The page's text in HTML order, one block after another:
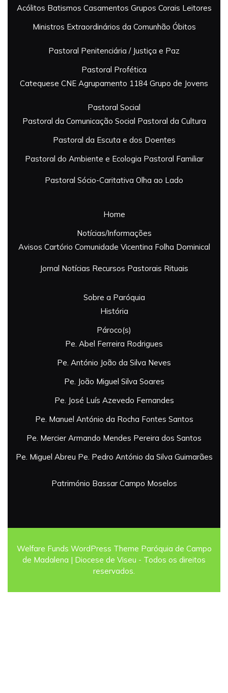
Acólitos Batismos Casamentos Grupos Corais Leitores
Ministros Extraordinários da Comunhão Óbitos
Pastoral Penitenciária / Justiça e Paz
Pastoral Profética
Catequese CNE Agrupamento 1184 Grupo de Jovens
Pastoral Social
Pastoral da Comunicação Social Pastoral da Cultura
Pastoral da Escuta e dos Doentes
Pastoral do Ambiente e Ecologia Pastoral Familiar
Pastoral Sócio-Caritativa Olha ao Lado
Home
Notícias/Informações
Avisos Cartório Comunidade Vicentina Folha Dominical
Jornal Notícias Recursos Pastorais Rituais
Sobre a Paróquia
História
Pároco(s)
Pe. Abel Ferreira Rodrigues
Pe. António João da Silva Neves
Pe. João Miguel Silva Soares
Pe. José Luís Azevedo Fernandes
Pe. Manuel António da Rocha Fontes Santos
Pe. Mercier Armando Mendes Pereira dos Santos
Pe. Miguel Abreu Pe. Pedro António da Silva Guimarães
Património Bassar Campo Moselos
Welfare Funds WordPress Theme Paróquia de Campo
de Madalena | Diocese de Viseu - Todos os direitos
reservados.